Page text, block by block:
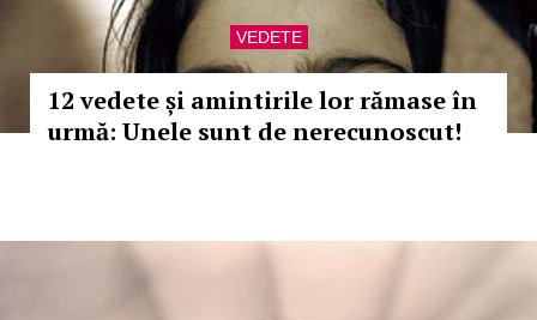
VEDETE
12 vedete și amintirile lor rămase în
urmă: Unele sunt de nerecunoscut!